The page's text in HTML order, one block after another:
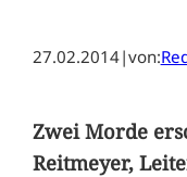
27.02.2014|von:
Zwei Morde
Reitmeyer,